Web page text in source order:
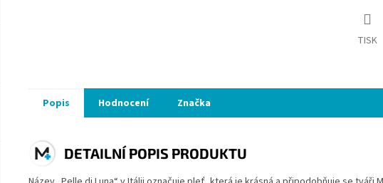
TISK
Popis Hodnocení Značka
DETAILNÍ POPIS PRODUKTU